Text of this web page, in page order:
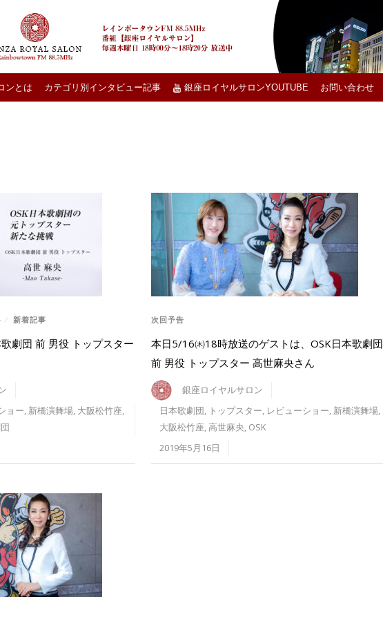
ンとは カテゴリ別インタビュー記事 銀座ロイヤルサロンYOUTUBE お問い合わせ
/ 新着記事
劇団 前 男役 トップスター
ョー, 新橋演舞場, 大阪松竹座,
次回予告
本日5/16㈭18時放送のゲストは、OSK日本歌劇団
前 男役 トップスター 高世麻央さん
銀座ロイヤルサロン
日本歌劇団, トップスター, レビューショー, 新橋演舞場,
大阪松竹座,高世麻央, OSK
2019年5月16日